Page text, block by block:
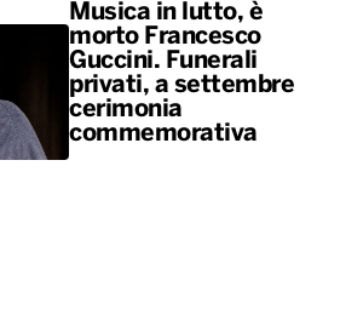
Musica in lutto, è
morto Francesco
Guccini. Funerali
privati, a settembre
cerimonia
commemorativa